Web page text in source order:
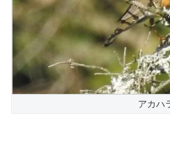
アカハ